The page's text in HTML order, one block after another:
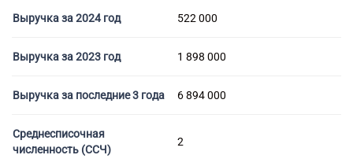
Выручка за 2024 год 522 000
Выручка за 2023 год 1 898 000
Выручка за последние 3 года 6 894 000
Среднесписочная
численность (ССЧ)
2